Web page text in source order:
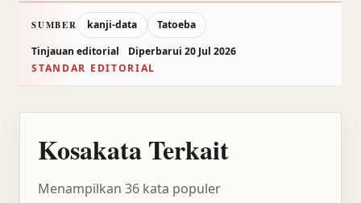
SUMBER kanji-data
Tatoeba
Tinjauan editorial
Diperbarui 20 Jul 2026
STANDAR EDITORIAL
Kosakata Terkait
Menampilkan 36 kata populer